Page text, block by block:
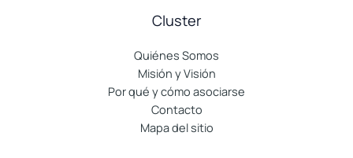
Cluster
Quiénes Somos
Misión y Visión
Por qué y cómo asociarse
Contacto
Mapa del sitio